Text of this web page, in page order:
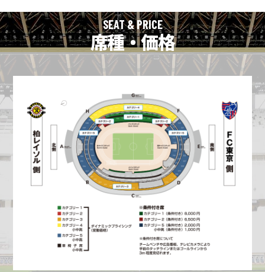
SEAT & PRICE
席種・価格